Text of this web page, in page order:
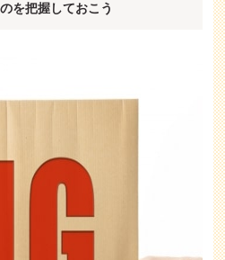
を把握しておこう